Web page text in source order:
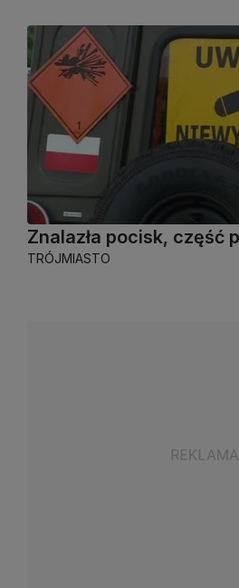
Znalazła pocisk, część
TRÓJMIASTO